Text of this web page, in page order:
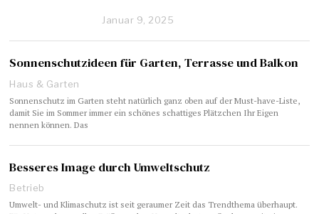
Januar 9, 2025
Sonnenschutzideen für Garten, Terrasse und Balkon
Haus & Garten
Sonnenschutz im Garten steht natürlich ganz oben auf der Must-have-Liste,
damit Sie im Sommer immer ein schönes schattiges Plätzchen Ihr Eigen
nennen können. Das
Besseres Image durch Umweltschutz
Betrieb
Umwelt- und Klimaschutz ist seit geraumer Zeit das Trendthema überhaupt.